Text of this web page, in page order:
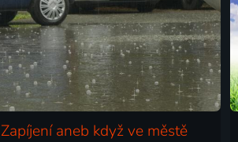
Zapíjení aneb když ve městě